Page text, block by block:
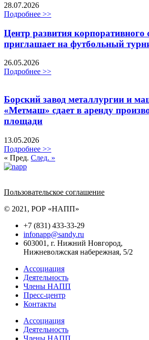
28.07.2026
Подробнее >>
Центр развития корпоративного
приглашает на футбольный
26.05.2026
Подробнее >>
Борский завод металлургии и
«Метмаш» сдает в аренду
площади
13.05.2026
Подробнее >>
« Пред. След. »
Пользовательское соглашение
© 2021, РОР «НАПП»
+7 (831) 433-33-29
infonapp@sandy.ru
603001, г. Нижний Новгород,
Нижневолжская набережная, 5/2
Ассоциация
Деятельность
Члены НАПП
Пресс-центр
Контакты
Ассоциация
Деятельность
Члены НАПП